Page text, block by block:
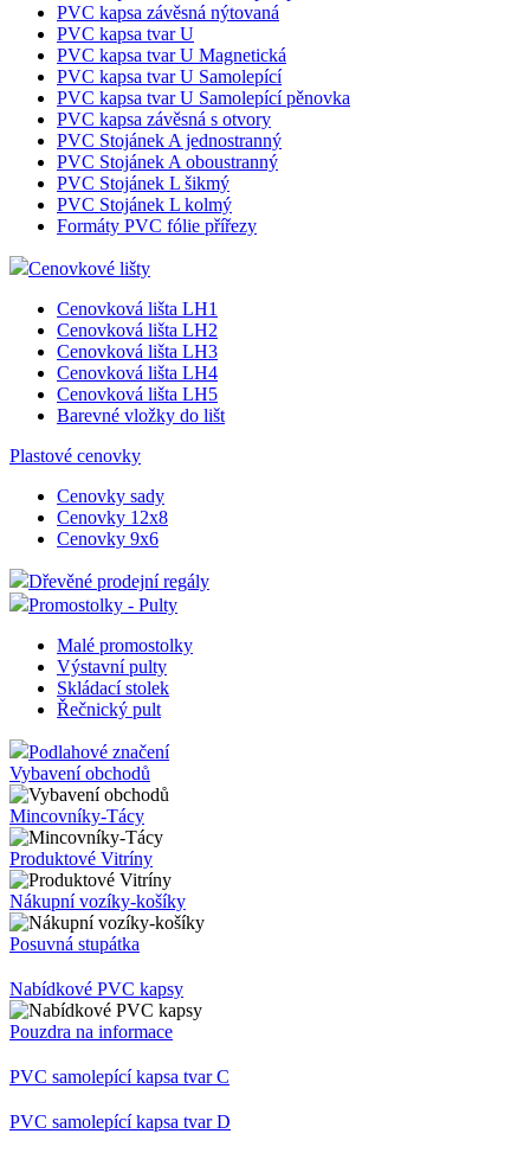
PVC kapsa závěsná nýtovaná
PVC kapsa tvar U
PVC kapsa tvar U Magnetická
PVC kapsa tvar U Samolepící
PVC kapsa tvar U Samolepící pěnovka
PVC kapsa závěsná s otvory
PVC Stojánek A jednostranný
PVC Stojánek A oboustranný
PVC Stojánek L šikmý
PVC Stojánek L kolmý
Formáty PVC fólie přířezy
Cenovkové lišty
Cenovková lišta LH1
Cenovková lišta LH2
Cenovková lišta LH3
Cenovková lišta LH4
Cenovková lišta LH5
Barevné vložky do lišt
Plastové cenovky
Cenovky sady
Cenovky 12x8
Cenovky 9x6
Dřevěné prodejní regály
Promostolky - Pulty
Malé promostolky
Výstavní pulty
Skládací stolek
Řečnický pult
Podlahové značení
Vybavení obchodů
Mincovníky-Tácy
Produktové Vitríny
Nákupní vozíky-košíky
Posuvná stupátka
Nabídkové PVC kapsy
Pouzdra na informace
PVC samolepící kapsa tvar C
PVC samolepící kapsa tvar D